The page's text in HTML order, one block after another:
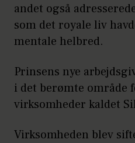
andet også
som det royale liv
mentale helbred.
Prinsens nye
i det berømte område
virksomheder kaldet
Virksomheden blev